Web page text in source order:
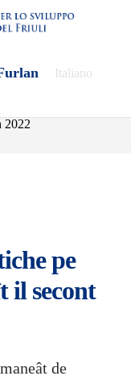
Italiano
2022
pe
il secont
de